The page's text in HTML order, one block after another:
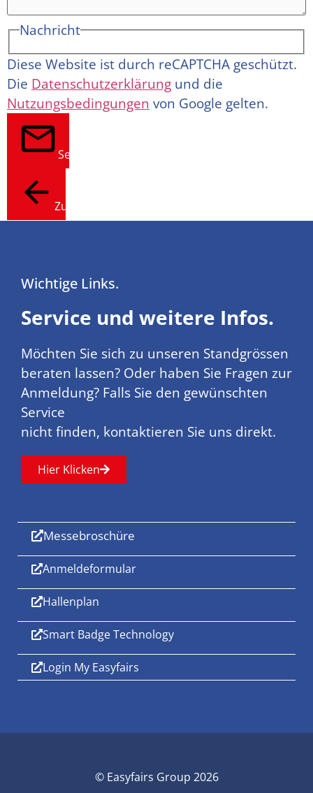
Nachricht
Diese Website ist durch reCAPTCHA geschützt.
Die Datenschutzerklärung und die
Nutzungsbedingungen von Google gelten.
Senden
Zurück
Wichtige Links.
Service und weitere Infos.
Möchten Sie sich zu unseren Standgrössen
beraten lassen? Oder haben Sie Fragen zur
Anmeldung? Falls Sie den gewünschten
Service
nicht finden, kontaktieren Sie uns direkt.
Hier Klicken
Messebroschüre
Anmeldeformular
Hallenplan
Smart Badge Technology
Login My Easyfairs
© Easyfairs Group 2026